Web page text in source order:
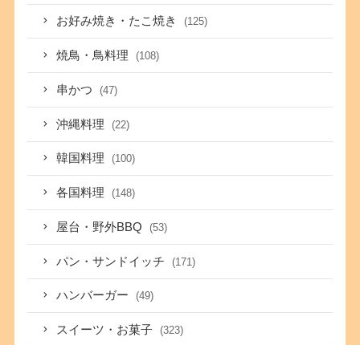
お好み焼き・たこ焼き (125)
焼鳥・鳥料理 (108)
串かつ (47)
沖縄料理 (22)
韓国料理 (100)
各国料理 (148)
屋台・野外BBQ (53)
パン・サンドイッチ (171)
ハンバーガー (49)
スイーツ・お菓子 (323)